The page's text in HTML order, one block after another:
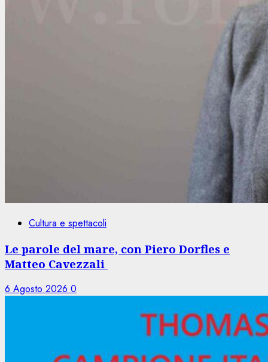
Cultura e spettacoli
Le parole del mare, con Piero Dorfles e
Matteo Cavezzali
6 Agosto 2026 0